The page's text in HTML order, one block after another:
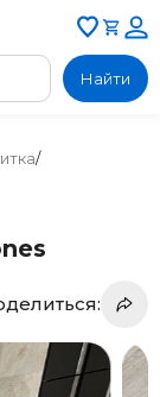
Найти
/